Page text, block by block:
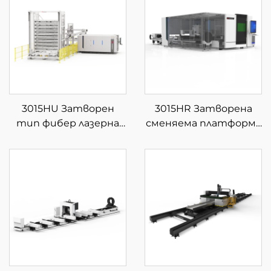
3015HU Затворен
тип фибер лазерна
автоматично
3015HR Затворена
сменяема платформа
лазерна рязка на